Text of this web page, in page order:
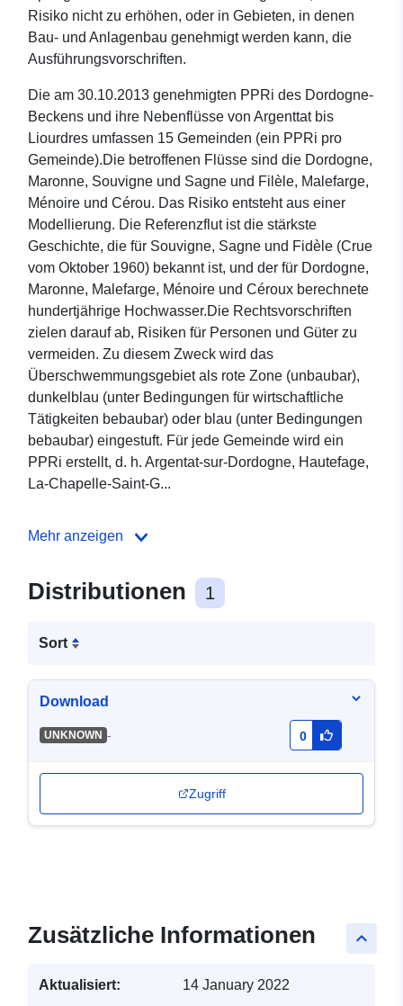
Risiko nicht zu erhöhen, oder in Gebieten, in denen
Bau- und Anlagenbau genehmigt werden kann, die
Ausführungsvorschriften.
Die am 30.10.2013 genehmigten PPRi des Dordogne-
Beckens und ihre Nebenflüsse von Argenttat bis
Liourdres umfassen 15 Gemeinden (ein PPRi pro
Gemeinde).Die betroffenen Flüsse sind die Dordogne,
Maronne, Souvigne und Sagne und Filèle, Malefarge,
Ménoire und Cérou. Das Risiko entsteht aus einer
Modellierung. Die Referenzflut ist die stärkste
Geschichte, die für Souvigne, Sagne und Fidèle (Crue
vom Oktober 1960) bekannt ist, und der für Dordogne,
Maronne, Malefarge, Ménoire und Céroux berechnete
hundertjährige Hochwasser.Die Rechtsvorschriften
zielen darauf ab, Risiken für Personen und Güter zu
vermeiden. Zu diesem Zweck wird das
Überschwemmungsgebiet als rote Zone (unbaubar),
dunkelblau (unter Bedingungen für wirtschaftliche
Tätigkeiten bebaubar) oder blau (unter Bedingungen
bebaubar) eingestuft. Für jede Gemeinde wird ein
PPRi erstellt, d. h. Argentat-sur-Dordogne, Hautefage,
La-Chapelle-Saint-G...
Mehr anzeigen
Distributionen 1
Sort
Download
UNKNOWN - 0
Zugriff
keyboard_arrow_up
Zusätzliche Informationen
Aktualisiert: 14 January 2022